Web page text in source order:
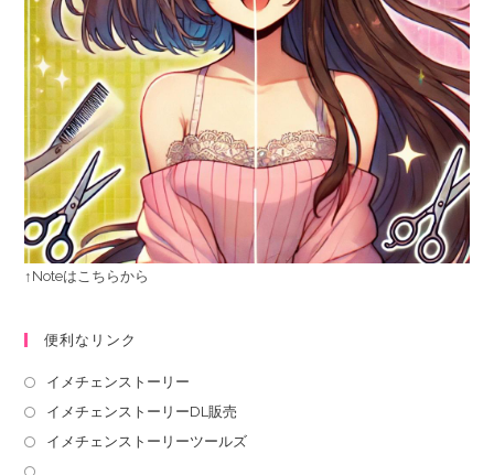
↑Noteはこちらから
便利なリンク
イメチェンストーリー
イメチェンストーリーDL販売
イメチェンストーリーツールズ